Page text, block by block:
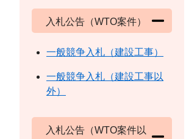
入札公告（WTO案件）
一般競争入札（建設工事）
一般競争入札（建設工事以
外）
入札公告（WTO案件以